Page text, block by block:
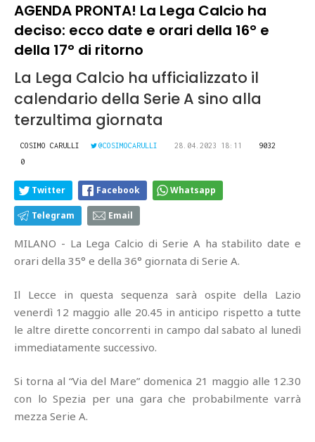
AGENDA PRONTA! La Lega Calcio ha
deciso: ecco date e orari della 16° e
della 17° di ritorno
La Lega Calcio ha ufficializzato il
calendario della Serie A sino alla
terzultima giornata
COSIMO CARULLI @COSIMOCARULLI 28.04.2023 18:11
9032
0
Twitter Facebook Whatsapp
Telegram Email
MILANO - La Lega Calcio di Serie A ha stabilito date e
orari della 35° e della 36° giornata di Serie A.
Il Lecce in questa sequenza sarà ospite della Lazio
venerdì 12 maggio alle 20.45 in anticipo rispetto a tutte
le altre dirette concorrenti in campo dal sabato al lunedì
immediatamente successivo.
Si torna al “Via del Mare” domenica 21 maggio alle 12.30
con lo Spezia per una gara che probabilmente varrà
mezza Serie A.